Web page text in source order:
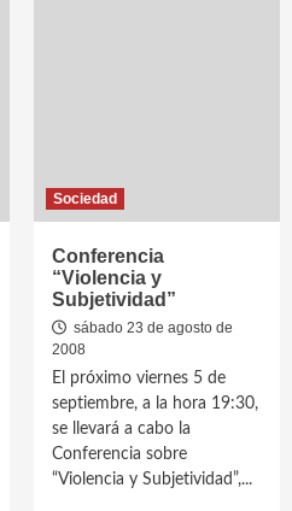
Sociedad
Conferencia
“Violencia y
Subjetividad”
sábado 23 de agosto de
2008
El próximo viernes 5 de
septiembre, a la hora 19:30,
se llevará a cabo la
Conferencia sobre
“Violencia y Subjetividad”,...